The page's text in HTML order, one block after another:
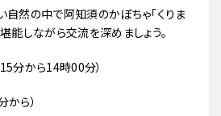
然の中で阿知須のかぼちゃ「くりま
能しながら交流を深めましょう。
15分から14時00分）
から）